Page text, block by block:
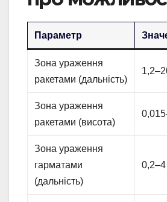
Параметр
Зона ураження
ракетами (дальність)
Зона ураження
ракетами (висота)
Зона ураження
гарматами
(дальність)